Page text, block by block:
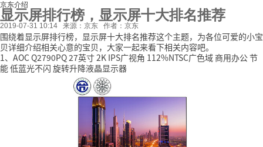
京东介绍
显示屏排行榜，显示屏十大排名推荐
2019-07-31 10:14 来源：京东 作者：京东
围绕着显示屏排行榜，显示屏十大排名推荐这个主题，为各位可爱的小宝
贝详细介绍相关心意的宝贝，大家一起来看下相关内容吧。
1、AOC Q2790PQ 27英寸 2K IPS广视角 112%NTSC广色域 商用办公 节
能 低蓝光不闪 旋转升降液晶显示器